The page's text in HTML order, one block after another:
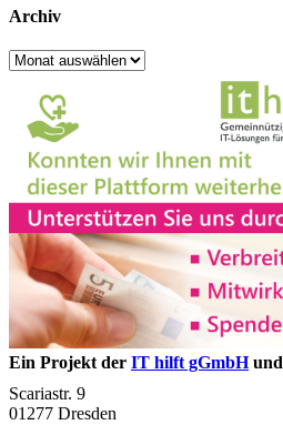
Archiv
Archiv
Ein Projekt der IT hilft gGmbHund
Scariastr. 9
01277 Dresden